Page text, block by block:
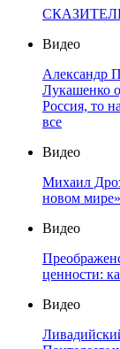
Видео
Александр
Лукашенко
Россия, то
все
Видео
Михаил
новом мире»
Видео
ценности:
Видео